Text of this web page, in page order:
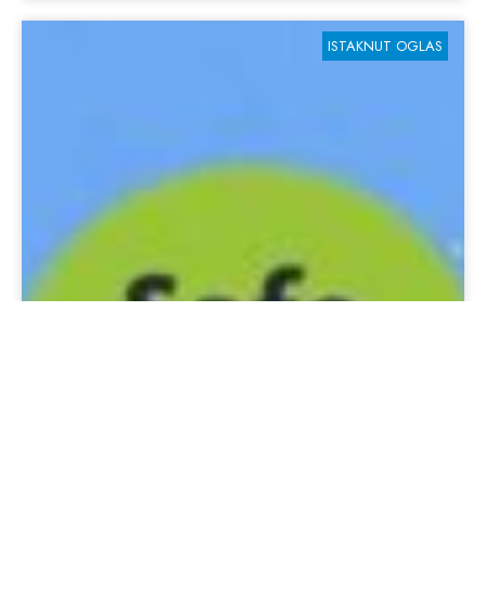
ISTAKNUT OGLAS